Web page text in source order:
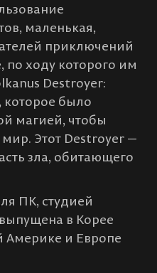
маленькая,
приключений
по ходу которого им
Destroyer:
было
магией, чтобы
Этот Destroyer —
зла, обитающего
ПК, студией
в Корее
Америке и Европе